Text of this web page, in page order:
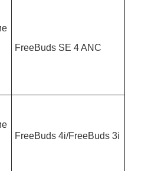
FreeBuds SE 4 ANC
FreeBuds 4i/FreeBuds 3i